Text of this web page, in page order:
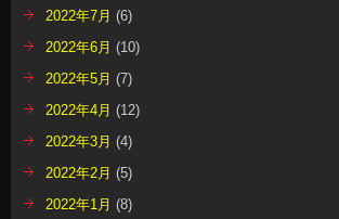
2022年7月 (6)
2022年6月 (10)
2022年5月 (7)
2022年4月 (12)
2022年3月 (4)
2022年2月 (5)
2022年1月 (8)